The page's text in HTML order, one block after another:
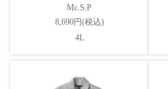
Mc.S.P
8,690円(税込)
4L